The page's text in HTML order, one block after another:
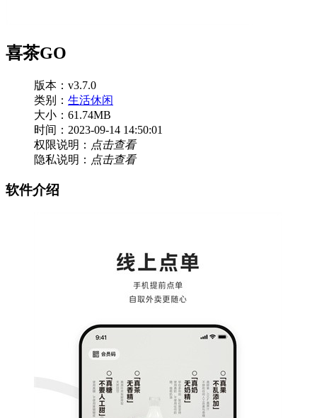
喜茶GO
版本：v3.7.0
类别： 生活休闲
大小：61.74MB
时间：2023-09-14 14:50:01
权限说明： 点击查看
隐私说明： 点击查看
软件介绍